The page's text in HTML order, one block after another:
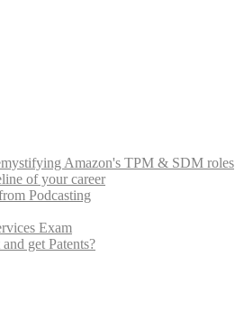
Amazon's TPM & SDM roles
of your career
Podcasting
Exam
get Patents?